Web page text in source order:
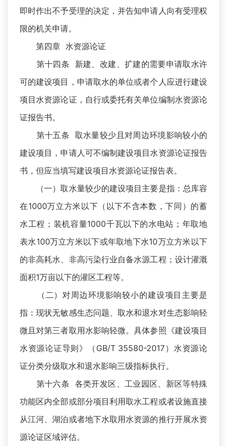
即时作出不予受理的决定，并告知申请人向有受理权
限的机关申请。
第四章 水资源论证
第十四条 新建、改建、扩建的需要申请取水许
可的建设项目，申请取水的单位或者个人应进行建设
项目水资源论证，自行或委托有关单位编制水资源论
证报告书。
第十五条 取水量较少且对周边环境影响较小的
建设项目，申请人可不编制建设项目水资源论证报告
书，但应当填写建设项目水资源论证报告表。
（一）取水量较少的建设项目主要是指：总库容
在1000万立方米以下（以下不含本数，下同）的蓄
水工程；装机容量1000千瓦以下的水电站；年取地
表水100万立方米以下或年取地下水10万立方米以下
的非高耗水、非高污染行业自备水源工程；设计灌溉
面积1万亩以下的灌区工程等。
（二）对周边环境影响较小的建设项目主要是
指：现状无敏感生态问题、取水和退水对生态影响轻
微且对第三者取用水影响轻微。具体参照《建设项目
水资源论证导则》（GB/T 35580-2017）水资源论
证分类分级取水和退水影响三级指标执行。
第十六条 各类开发区、工业园区、新区等特殊
功能区内全部或部分项目利用取水工程或者设施直接
从江河、湖泊或者地下水取用水资源的推行开展水资
源论证区域评估。